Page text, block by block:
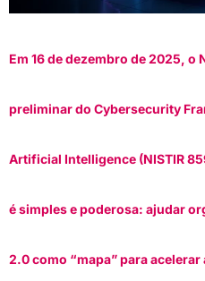
Em 16 de dezembro de 2025,
preliminar do Cybersecurity
Artificial Intelligence (NISTIR
é simples e poderosa: ajudar
2.0 como “mapa” para